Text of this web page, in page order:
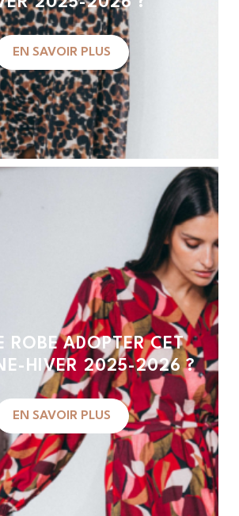
EN SAVOIR PLUS
ROBE ADOPTER CET
HIVER 2025-2026 ?
EN SAVOIR PLUS